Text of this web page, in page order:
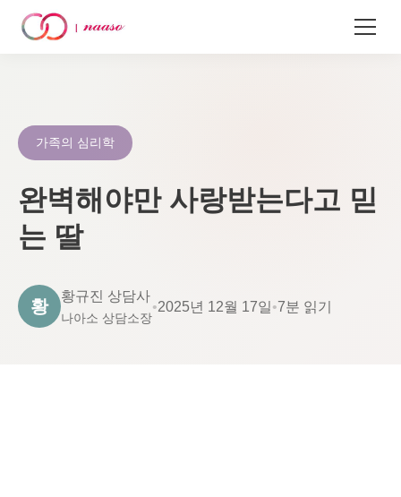
가족의 심리학
완벽해야만 사랑받는다고 믿
는 딸
황
황규진 상담사
나아소 상담소장
•2025년 12월 17일•7분 읽기